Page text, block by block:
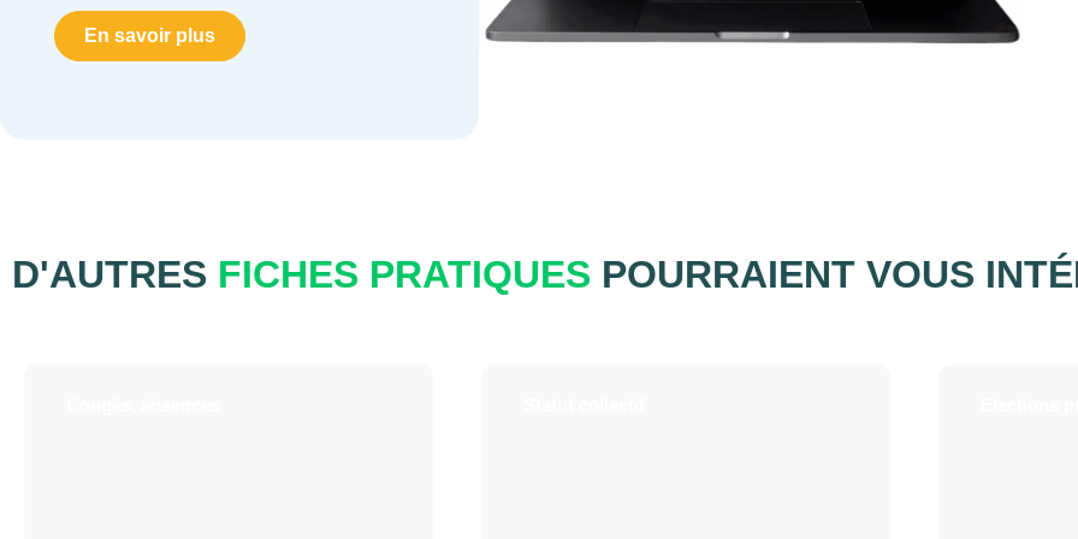
En savoir plus
D'AUTRES FICHES PRATIQUES POURRAIENT VOUS